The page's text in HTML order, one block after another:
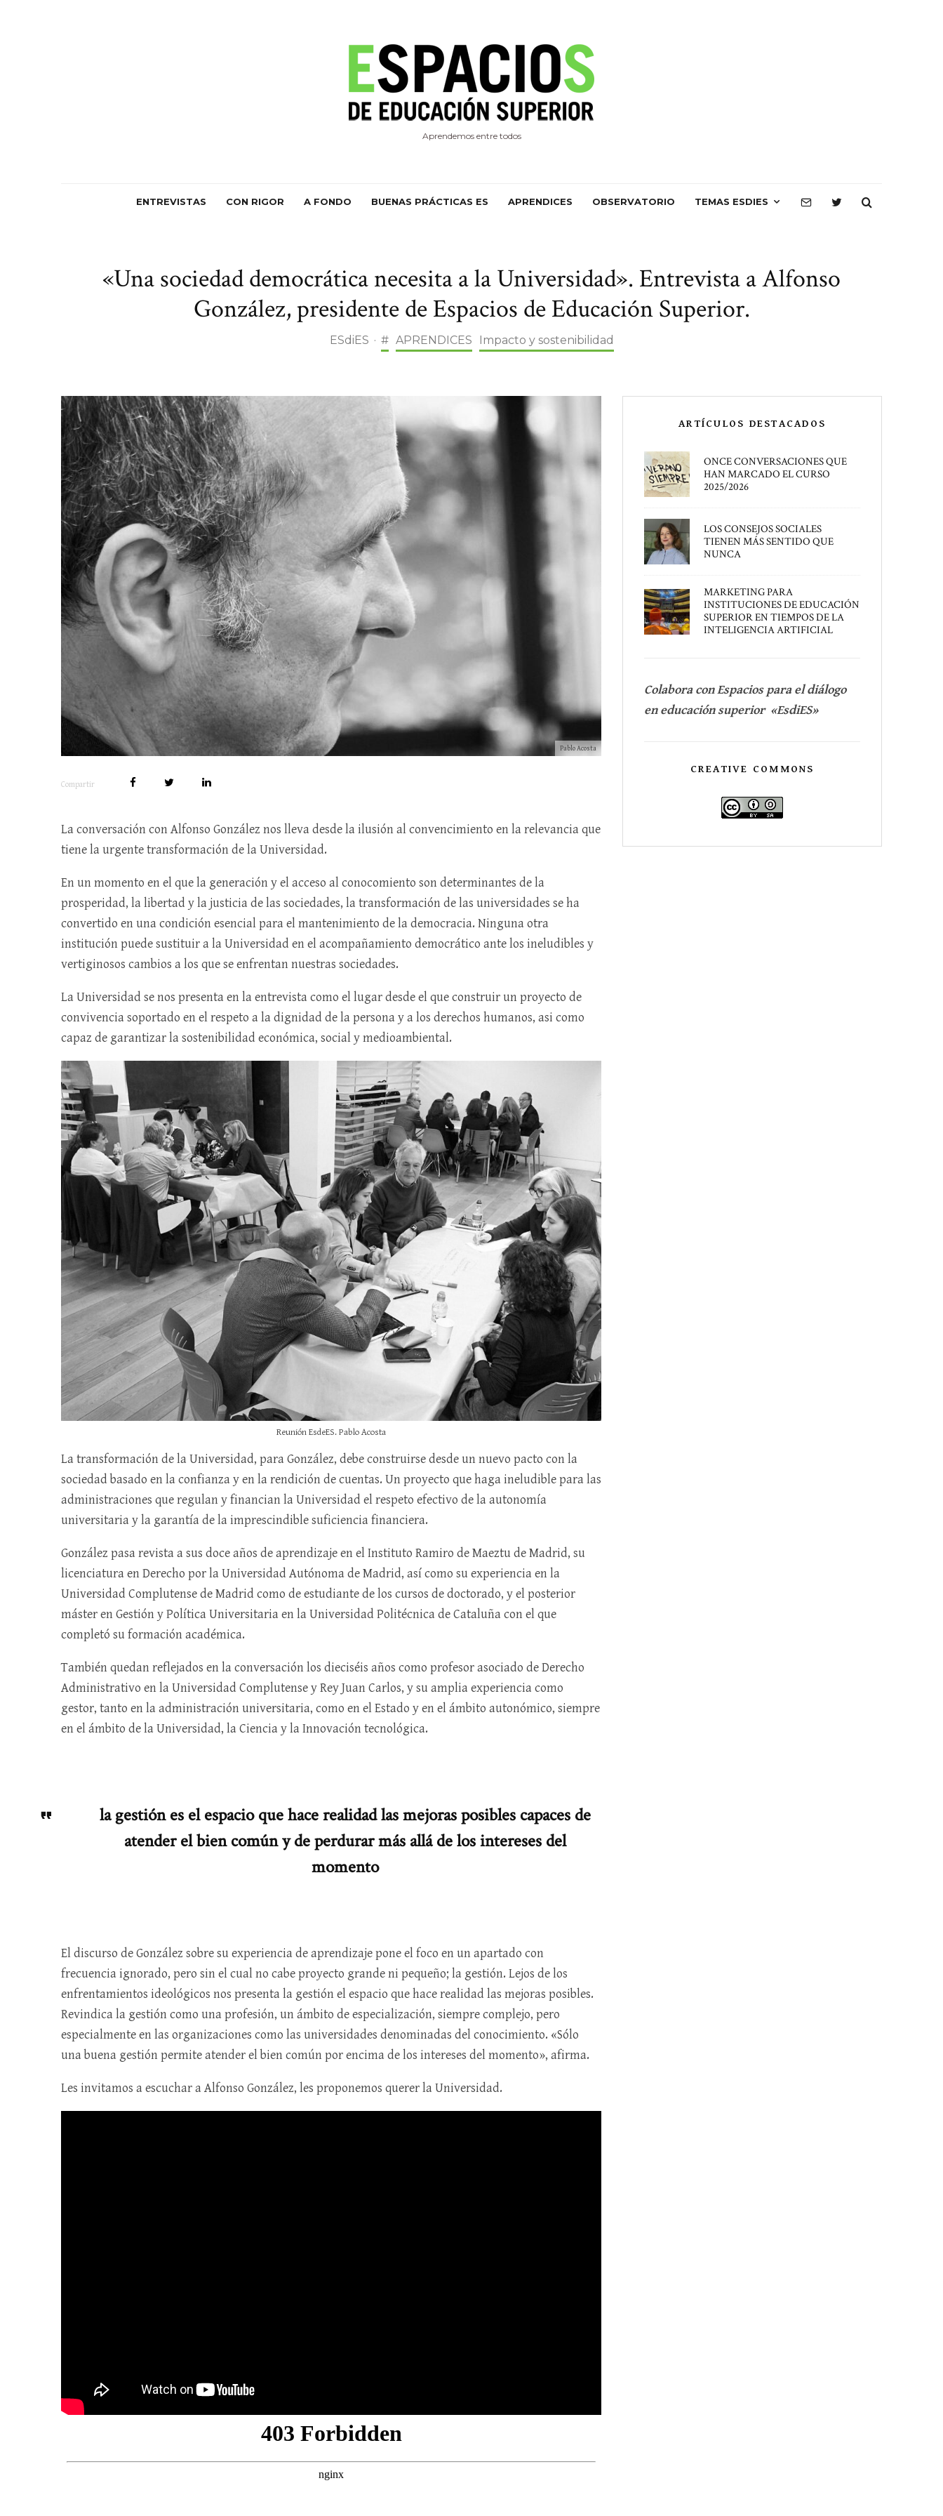
Aprendemos entre todos
ENTREVISTAS CON RIGOR A FONDO BUENAS PRÁCTICAS ES APRENDICES OBSERVATORIO TEMAS ESDIES
«Una sociedad democrática necesita a la Universidad». Entrevista a Alfonso
González, presidente de Espacios de Educación Superior.
ESdiES · # APRENDICES Impacto y sostenibilidad
Pablo Acosta
Compartir
La conversación con Alfonso González nos lleva desde la ilusión al convencimiento en la relevancia que
tiene la urgente transformación de la Universidad.
En un momento en el que la generación y el acceso al conocomiento son determinantes de la
prosperidad, la libertad y la justicia de las sociedades, la transformación de las universidades se ha
convertido en una condición esencial para el mantenimiento de la democracia. Ninguna otra
institución puede sustituir a la Universidad en el acompañamiento democrático ante los ineludibles y
vertiginosos cambios a los que se enfrentan nuestras sociedades.
La Universidad se nos presenta en la entrevista como el lugar desde el que construir un proyecto de
convivencia soportado en el respeto a la dignidad de la persona y a los derechos humanos, asi como
capaz de garantizar la sostenibilidad económica, social y medioambiental.
Reunión EsdeES. Pablo Acosta
La transformación de la Universidad, para González, debe construirse desde un nuevo pacto con la
sociedad basado en la confianza y en la rendición de cuentas. Un proyecto que haga ineludible para las
administraciones que regulan y financian la Universidad el respeto efectivo de la autonomía
universitaria y la garantía de la imprescindible suficiencia financiera.
González pasa revista a sus doce años de aprendizaje en el Instituto Ramiro de Maeztu de Madrid, su
licenciatura en Derecho por la Universidad Autónoma de Madrid, así como su experiencia en la
Universidad Complutense de Madrid como de estudiante de los cursos de doctorado, y el posterior
máster en Gestión y Política Universitaria en la Universidad Politécnica de Cataluña con el que
completó su formación académica.
También quedan reflejados en la conversación los dieciséis años como profesor asociado de Derecho
Administrativo en la Universidad Complutense y Rey Juan Carlos, y su amplia experiencia como
gestor, tanto en la administración universitaria, como en el Estado y en el ámbito autonómico, siempre
en el ámbito de la Universidad, la Ciencia y la Innovación tecnológica.
la gestión es el espacio que hace realidad las mejoras posibles capaces de
atender el bien común y de perdurar más allá de los intereses del
momento
El discurso de González sobre su experiencia de aprendizaje pone el foco en un apartado con
frecuencia ignorado, pero sin el cual no cabe proyecto grande ni pequeño; la gestión. Lejos de los
enfrentamientos ideológicos nos presenta la gestión el espacio que hace realidad las mejoras posibles.
Revindica la gestión como una profesión, un ámbito de especialización, siempre complejo, pero
especialmente en las organizaciones como las universidades denominadas del conocimiento. «Sólo
una buena gestión permite atender el bien común por encima de los intereses del momento», afirma.
Les invitamos a escuchar a Alfonso González, les proponemos querer la Universidad.
ARTÍCULOS DESTACADOS
ONCE CONVERSACIONES QUE
HAN MARCADO EL CURSO
2025/2026
LOS CONSEJOS SOCIALES
TIENEN MÁS SENTIDO QUE
NUNCA
MARKETING PARA
INSTITUCIONES DE EDUCACIÓN
SUPERIOR EN TIEMPOS DE LA
INTELIGENCIA ARTIFICIAL
Colabora con Espacios para el diálogo
en educación superior «EsdiES»
CREATIVE COMMONS